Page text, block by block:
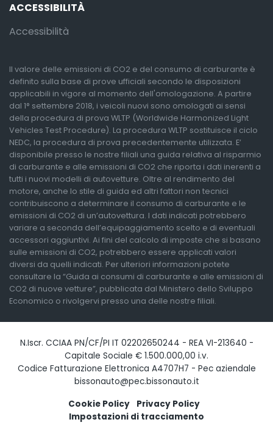
ACCESSIBILITÀ
Accessibilità
Il valore delle emissioni di CO2 e del consumo di carburante è
definito sulla base di prove ufficiali secondo le disposizioni
applicabili in vigore al momento dell'omologazione. A partire
dal 1° settembre 2018, i veicoli nuovi sono omologati ai sensi
della procedura di prova WLTP (Worldwide Harmonized Light
Vehicles Test Procedure). La procedura WLTP sostituisce il ciclo
NEDC, la procedura di prova precedentemente utilizzata. E’
disponibile presso le nostre filiali una guida relativa al risparmio
di carburante e alle emissioni di CO2 che riporta i dati inerenti a
tutti i nuovi modelli di autovetture. Oltre al rendimento del
motore, anche lo stile di guida ed altri fattori non tecnici
contribuiscono a determinare il consumo di carburante e le
emissioni di CO2 di un’autovettura. I dati indicati potrebbero
variare a seconda dell’equipaggiamento scelto e di eventuali
accessori aggiuntivi. Ai fini del calcolo di imposte che si basano
sulle emissioni di CO2, potrebbero essere applicati valori
diversi da quelli indicati. Per ulteriori informazioni potete
consultare la “Guida ai consumi di carburante e alle emissioni di
CO2 di nuove vetture”, pubblicata dal Ministero dello Sviluppo
Economico o rivolgervi presso una delle nostre filiali.
N.Iscr. CCIAA PN/CF/PI IT 02202650244 - REA VI-213640 -
Capitale Sociale € 1.500.000,00 i.v.
Codice Fatturazione Elettronica A4707H7 - Pec aziendale
bissonauto@pec.bissonauto.it
Cookie Policy
Privacy Policy
Impostazioni di tracciamento